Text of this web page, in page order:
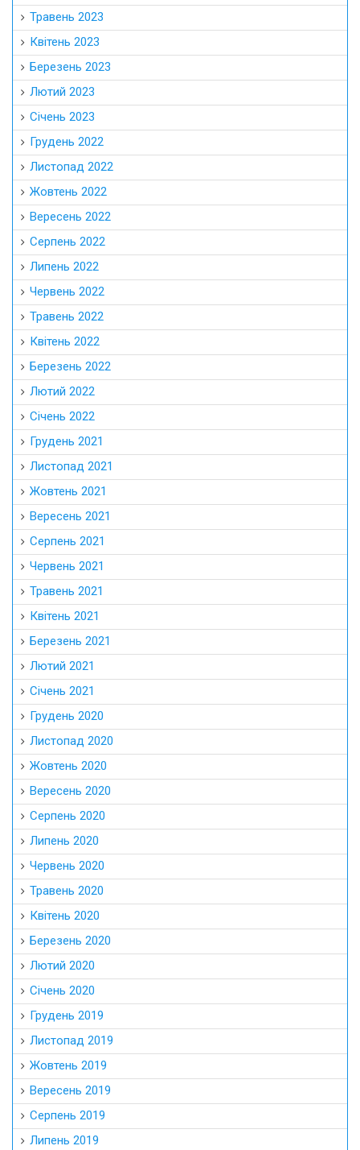
Вересень 2022
Серпень 2022
Липень 2022
Червень 2022
Травень 2022
Квітень 2022
Березень 2022
Лютий 2022
Січень 2022
Грудень 2021
Листопад 2021
Жовтень 2021
Вересень 2021
Серпень 2021
Червень 2021
Травень 2021
Квітень 2021
Березень 2021
Лютий 2021
Січень 2021
Грудень 2020
Листопад 2020
Жовтень 2020
Вересень 2020
Серпень 2020
Липень 2020
Червень 2020
Травень 2020
Квітень 2020
Березень 2020
Лютий 2020
Січень 2020
Грудень 2019
Листопад 2019
Жовтень 2019
Вересень 2019
Серпень 2019
Липень 2019
Червень 2019
Травень 2019
Квітень 2019
Березень 2019
Лютий 2019
Січень 2019
Грудень 2018
Листопад 2018